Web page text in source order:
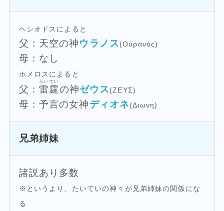
ヘシオドスによると
父：天空の神ウラノス(Οὐρανός)
母：なし
ホメロスによると
父： 雷霆
らいてい
の神ゼウス(ΖΕΥΣ)
母：予言の女神ディオネ(Διωνη)
兄弟姉妹
諸説あり多数
※というより、たいていの神々が兄弟姉妹の関係にな
る